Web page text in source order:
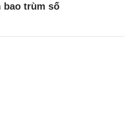
bao trùm số